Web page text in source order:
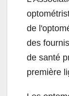
de
des
de santé
première